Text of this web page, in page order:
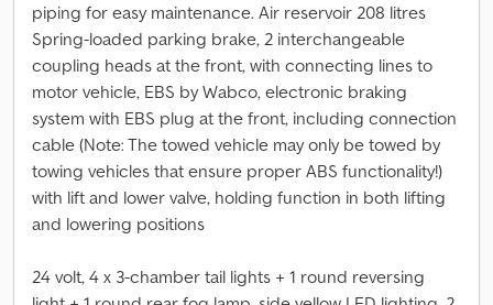
piping for easy maintenance. Air reservoir 208 litres
Spring-loaded parking brake, 2 interchangeable
coupling heads at the front, with connecting lines to
motor vehicle, EBS by Wabco, electronic braking
system with EBS plug at the front, including connection
cable (Note: The towed vehicle may only be towed by
towing vehicles that ensure proper ABS functionality!)
with lift and lower valve, holding function in both lifting
and lowering positions
24 volt, 4 x 3-chamber tail lights + 1 round reversing